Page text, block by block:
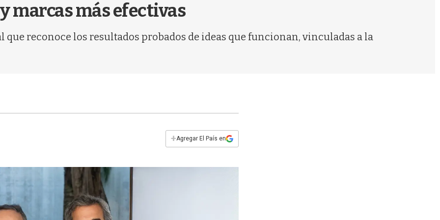
marcas más efectivas
reconoce los resultados probados de ideas que funcionan, vinculadas a la
+Agregar El País en